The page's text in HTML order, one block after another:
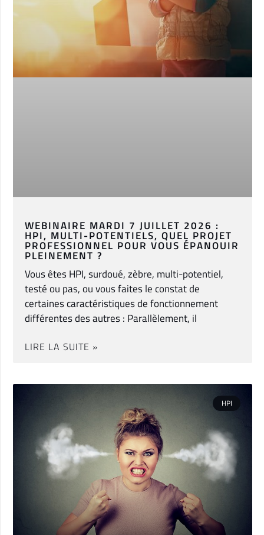
WEBINAIRE MARDI 7 JUILLET 2026 :
HPI, MULTI-POTENTIELS, QUEL PROJET
PROFESSIONNEL POUR VOUS ÉPANOUIR
PLEINEMENT ?
Vous êtes HPI, surdoué, zèbre, multi-potentiel,
testé ou pas, ou vous faites le constat de
certaines caractéristiques de fonctionnement
différentes des autres : Parallèlement, il
LIRE LA SUITE »
HPI